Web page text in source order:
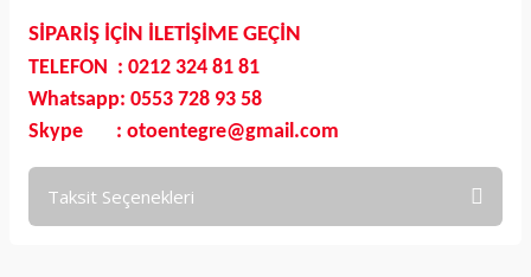
SİPARİŞ İÇİN İLETİŞİME GEÇİN
TELEFON : 0212 324 81 81
Whatsapp: 0553 728 93 58
Skype : otoentegre@gmail.com
Taksit Seçenekleri